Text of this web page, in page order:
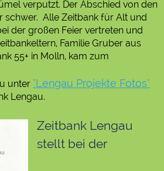
verputzt. Der Abschied von den
schwer. Alle Zeitbank für Alt und
der großen Feier vertreten und
Familie Gruber aus
55+ in Molln, kam zum
unter "Lengau Projekte Fotos"
Lengau.
Zeitbank Lengau
stellt bei der